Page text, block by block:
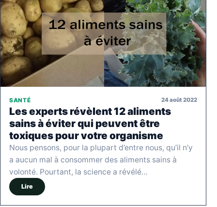
SANTÉ 24 août 2022
Les experts révèlent 12 aliments
sains à éviter qui peuvent être
toxiques pour votre organisme
Nous pensons, pour la plupart d’entre nous, qu’il n’y
a aucun mal à consommer des aliments sains à
volonté. Pourtant, la science a révélé…
Lire